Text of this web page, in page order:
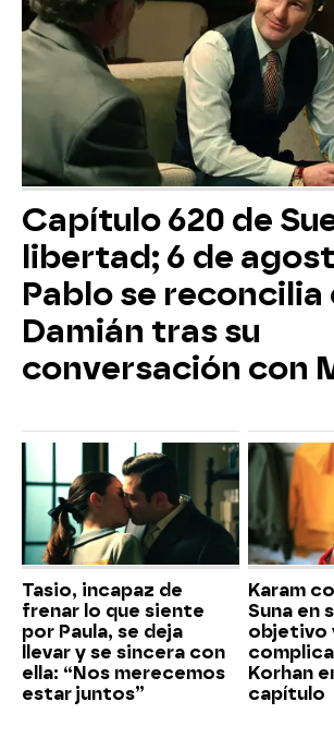
Capítulo 620 de
libertad; 6 de
Pablo se reconcilia
Damián tras su
conversación con
Tasio, incapaz de
frenar lo que siente
por Paula, se deja
llevar y se sincera con
ella: “Nos merecemos
estar juntos”
Karam
Suna en
objetivo
Korhan
capítulo